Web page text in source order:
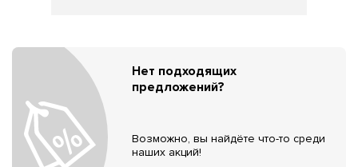
Нет подходящих
предложений?
Возможно, вы найдёте что-то среди
наших акций!